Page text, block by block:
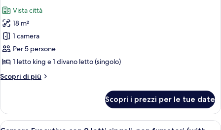
Sofa
Bed)
non
fumatori
(with
Sofa
Bed)
le
foto
per
Camera
Deluxe,
1
letto
king
divano
letto,
Vista città
18 m²
1 camera
Per 5 persone
1 letto king e 1 divano letto (singolo)
Scopri di più
Altri
Deluxe,
Scopri i prezzi per le tue date
Apri
Biancheria da letto di alta qualità,